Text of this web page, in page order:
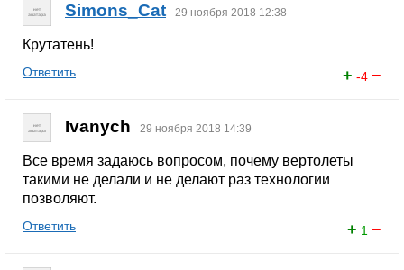
Simons_Cat 29 ноября 2018 12:38
Крутатень!
+ -4 −
Ответить
Ivanych 29 ноября 2018 14:39
Все время задаюсь вопросом, почему вертолеты
такими не делали и не делают раз технологии
позволяют.
+ 1 −
Ответить